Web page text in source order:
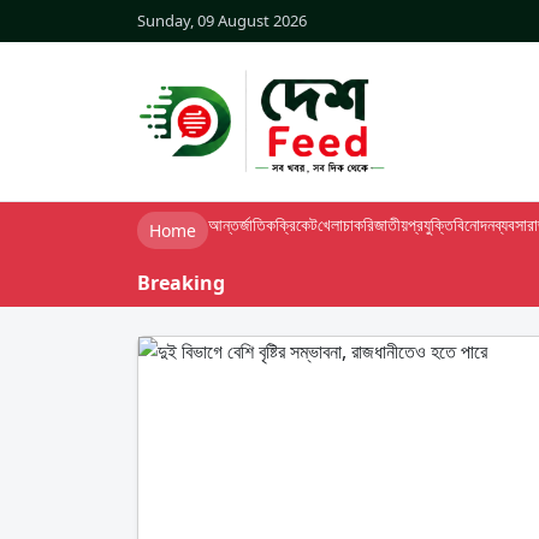
Sunday, 09 August 2026
Home আন্তর্জাতিকক্রিকেটখেলাচাকরিজাতীয়প্রযুক্তিবিনোদনব্যবসা
Breaking